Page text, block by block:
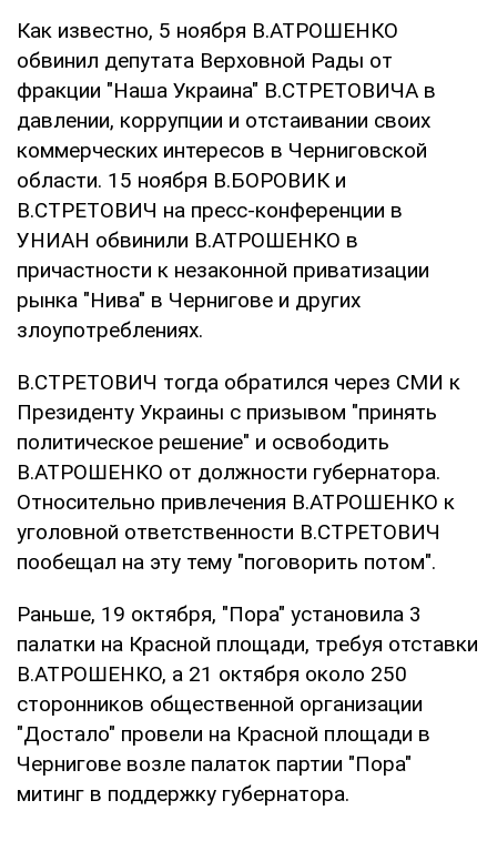
Как известно, 5 ноября В.АТРОШЕНКО
обвинил депутата Верховной Рады от
фракции "Наша Украина" В.СТРЕТОВИЧА в
давлении, коррупции и отстаивании своих
коммерческих интересов в Черниговской
области. 15 ноября В.БОРОВИК и
В.СТРЕТОВИЧ на пресс-конференции в
УНИАН обвинили В.АТРОШЕНКО в
причастности к незаконной приватизации
рынка "Нива" в Чернигове и других
злоупотреблениях.
В.СТРЕТОВИЧ тогда обратился через СМИ к
Президенту Украины с призывом "принять
политическое решение" и освободить
В.АТРОШЕНКО от должности губернатора.
Относительно привлечения В.АТРОШЕНКО к
уголовной ответственности В.СТРЕТОВИЧ
пообещал на эту тему "поговорить потом".
Раньше, 19 октября, "Пора" установила 3
палатки на Красной площади, требуя отставки
В.АТРОШЕНКО, а 21 октября около 250
сторонников общественной организации
"Достало" провели на Красной площади в
Чернигове возле палаток партии "Пора"
митинг в поддержку губернатора.